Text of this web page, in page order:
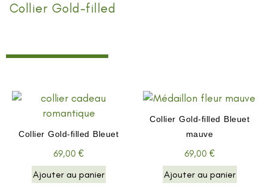
Collier Gold-filled
Collier Gold-filled Bleuet
69,00 €
Ajouter au panier
Collier Gold-filled Bleuet
mauve
69,00 €
Ajouter au panier